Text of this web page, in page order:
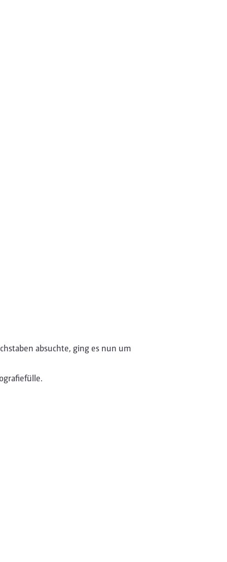
absuchte, ging es nun um